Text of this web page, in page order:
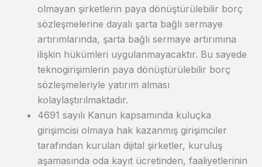
olmayan şirketlerin paya dönüştürülebilir borç
sözleşmelerine dayalı şarta bağlı sermaye
artırımlarında, şarta bağlı sermaye artırımına
ilişkin hükümleri uygulanmayacaktır. Bu sayede
teknogirişimlerin paya dönüştürülebilir borç
sözleşmeleriyle yatırım alması
kolaylaştırılmaktadır.
4691 sayılı Kanun kapsamında kuluçka
girişimcisi olmaya hak kazanmış girişimciler
tarafından kurulan dijital şirketler, kuruluş
aşamasında oda kayıt ücretinden, faaliyetlerinin